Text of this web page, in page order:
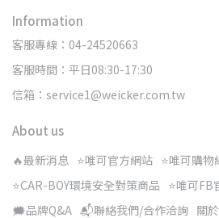
Information
客服專線：04-24520663
客服時間：平日08:30-17:30
信箱：service1@weicker.com.tw
About us
🔥最新消息 ⭐唯可官方網站 ⭐唯可購物
⭐CAR-BOY環境安全對策商品 ⭐唯可FB
🗯️品牌Q&A 📬聯絡我們/合作洽詢 關